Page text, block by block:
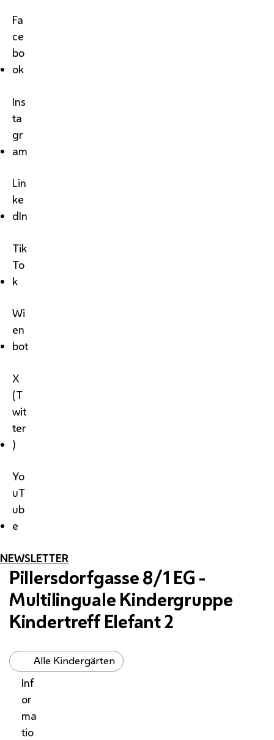
Fa
ce
bo
ok
Ins
ta
gr
am
Lin
ke
dIn
Tik
To
k
Wi
en
bot
X
(T
wit
ter
)
Yo
uT
ub
e
NEWSLETTER
Pillersdorfgasse 8/1 EG -
Multilinguale Kindergruppe
Kindertreff Elefant 2
Alle Kindergärten
Inf
or
ma
tio